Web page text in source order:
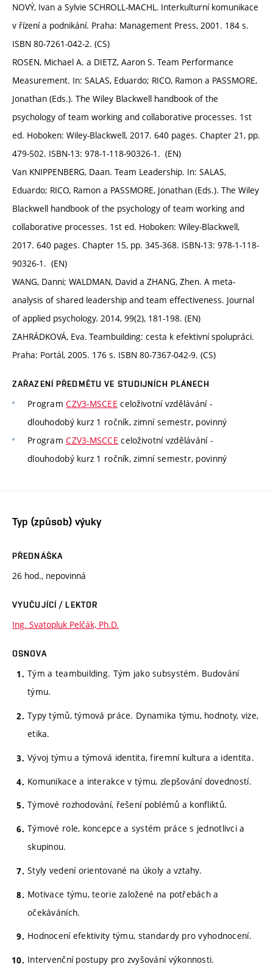
NOVÝ, Ivan a Sylvie SCHROLL-MACHL. Interkulturní komunikace
v řízení a podnikání. Praha: Management Press, 2001. 184 s.
ISBN 80-7261-042-2. (CS)
ROSEN, Michael A. a DIETZ, Aaron S. Team Performance
Measurement. In: SALAS, Eduardo; RICO, Ramon a PASSMORE,
Jonathan (Eds.). The Wiley Blackwell handbook of the
psychology of team working and collaborative processes. 1st
ed. Hoboken: Wiley-Blackwell, 2017. 640 pages. Chapter 21, pp.
479-502. ISBN-13: 978-1-118-90326-1. (EN)
Van KNIPPENBERG, Daan. Team Leadership. In: SALAS,
Eduardo; RICO, Ramon a PASSMORE, Jonathan (Eds.). The Wiley
Blackwell handbook of the psychology of team working and
collaborative processes. 1st ed. Hoboken: Wiley-Blackwell,
2017. 640 pages. Chapter 15, pp. 345-368. ISBN-13: 978-1-118-
90326-1. (EN)
WANG, Danni; WALDMAN, David a ZHANG, Zhen. A meta-
analysis of shared leadership and team effectiveness. Journal
of applied psychology. 2014, 99(2), 181-198. (EN)
ZAHRÁDKOVÁ, Eva. Teambuilding: cesta k efektivní spolupráci.
Praha: Portál, 2005. 176 s. ISBN 80-7367-042-9. (CS)
ZAŘAZENÍ PŘEDMĚTU VE STUDIJNÍCH PLÁNECH
ProgramCZV3-MSCEE celoživotní vzdělávání -
dlouhodobý kurz 1 ročník, zimní semestr, povinný
ProgramCZV3-MSCCE celoživotní vzdělávání -
dlouhodobý kurz 1 ročník, zimní semestr, povinný
Typ (způsob) výuky
PŘEDNÁŠKA
26 hod., nepovinná
VYUČUJÍCÍ / LEKTOR
Ing. Svatopluk Pelčák, Ph.D.
OSNOVA
Tým a teambuilding. Tým jako subsystém. Budování
týmu.
Typy týmů, týmová práce. Dynamika týmu, hodnoty, vize,
etika.
Vývoj týmu a týmová identita, firemní kultura a identita.
Komunikace a interakce v týmu, zlepšování dovedností.
Týmové rozhodování, řešení poblémů a konfliktů.
Týmové role, koncepce a systém práce s jednotlivci a
skupinou.
Styly vedení orientované na úkoly a vztahy.
Motivace týmu, teorie založené na potřebách a
očekáváních.
Hodnocení efektivity týmu, standardy pro vyhodnocení.
Intervenční postupy pro zvyšování výkonnosti.